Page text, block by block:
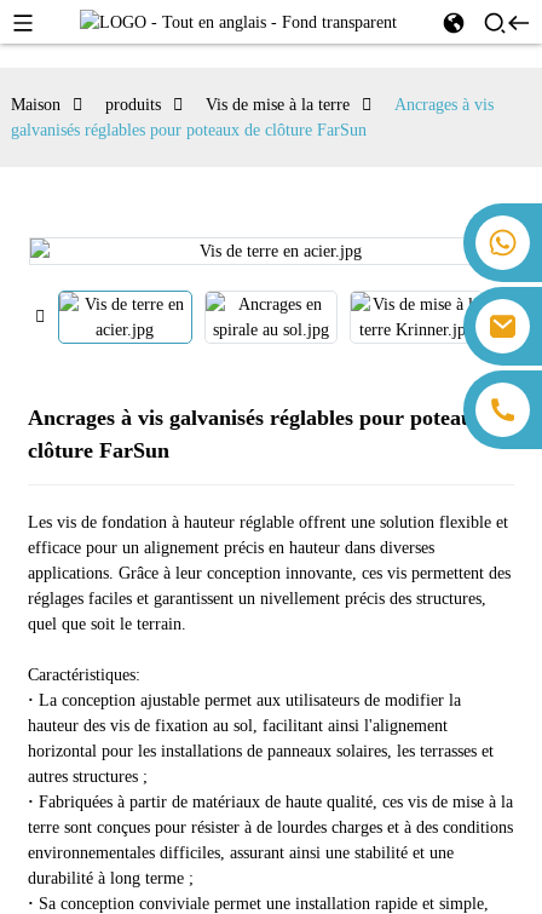
+86 18259071452 Hanna Lee
+86 13559179905 Sally Chen
+86 18350266301 Iris Hong
+86 18806057002 Sanborn Guo
sales@farsunpv.com
Maison produits Vis de mise à la terre
Ancrages à vis
galvanisés réglables pour poteaux de clôture FarSun
Ancrages à vis galvanisés réglables pour poteaux de
clôture FarSun
Les vis de fondation à hauteur réglable offrent une solution flexible et
efficace pour un alignement précis en hauteur dans diverses
applications. Grâce à leur conception innovante, ces vis permettent des
réglages faciles et garantissent un nivellement précis des structures,
quel que soit le terrain.
Caractéristiques:
· La conception ajustable permet aux utilisateurs de modifier la
hauteur des vis de fixation au sol, facilitant ainsi l'alignement
horizontal pour les installations de panneaux solaires, les terrasses et
autres structures ;
· Fabriquées à partir de matériaux de haute qualité, ces vis de mise à la
terre sont conçues pour résister à de lourdes charges et à des conditions
environnementales difficiles, assurant ainsi une stabilité et une
durabilité à long terme ;
· Sa conception conviviale permet une installation rapide et simple,